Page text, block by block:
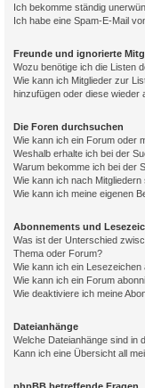
Ich bekomme ständig
Ich habe eine Spam-E-Mail
Freunde und ignorierte
Wozu benötige ich die Listen
Wie kann ich Mitglieder zur
hinzufügen oder diese wieder
Die Foren durchsuchen
Wie kann ich ein Forum oder
Weshalb erhalte ich bei der
Warum bekomme ich bei der
Wie kann ich nach Mitgliedern
Wie kann ich meine eigenen
Abonnements und
Was ist der Unterschied
Thema oder Forum?
Wie kann ich ein
Wie kann ich ein Forum
Wie deaktiviere ich meine
Dateianhänge
Welche Dateianhänge sind in
Kann ich eine Übersicht all